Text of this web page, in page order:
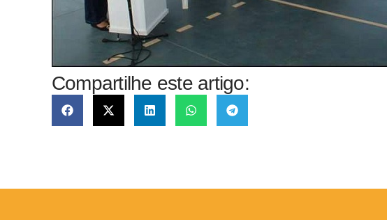
Compartilhe este artigo: